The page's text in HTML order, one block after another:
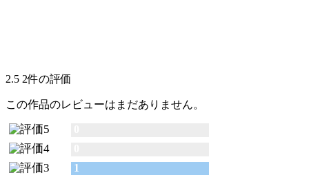
2.5 2件の評価
この作品のレビューはまだありません。
1